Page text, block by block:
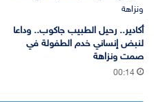
أكادير.. رحيل الطبيب جاكوب.. وداعا
لنبض إنساني خدم الطفولة في
صمت ونزاهة
00:14